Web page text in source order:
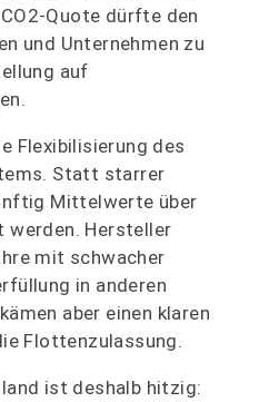
Quote dürfte den
und Unternehmen zu
auf
Flexibilisierung des
Statt starrer
Mittelwerte über
werden. Hersteller
mit schwacher
in anderen
aber einen klaren
Flottenzulassung.
ist deshalb hitzig: